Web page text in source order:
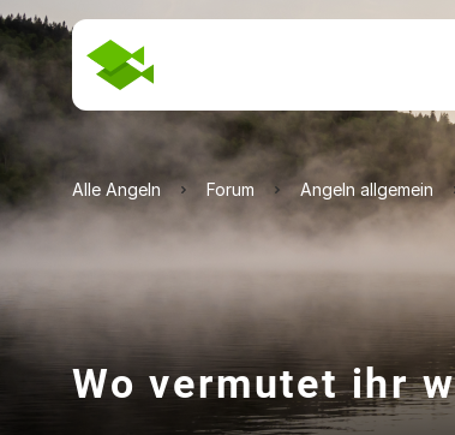
Alle Angeln Forum Angeln allgemein
Wo vermutet ihr